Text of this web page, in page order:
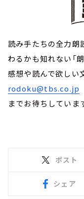
読み手たちの全力朗
わるかも知れない「朗
感想や読んで欲しい
rodoku@tbs.co.jp
までお待ちしていま
ポスト
シェア